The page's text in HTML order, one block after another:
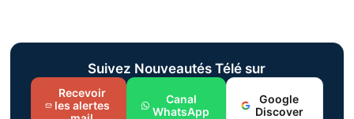
Suivez Nouveautés Télé sur
Recevoir
les alertes
Canal
WhatsApp
Google
Discover